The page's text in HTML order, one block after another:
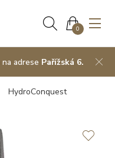
0
na adrese Pařížská 6.
HydroConquest